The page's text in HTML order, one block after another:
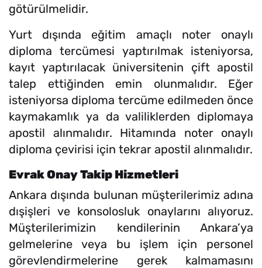
götürülmelidir.
Yurt dışında eğitim amaçlı noter onaylı
diploma tercümesi yaptırılmak isteniyorsa,
kayıt yaptırılacak üniversitenin çift apostil
talep ettiğinden emin olunmalıdır. Eğer
isteniyorsa diploma tercüme edilmeden önce
kaymakamlık ya da valiliklerden diplomaya
apostil alınmalıdır. Hitamında noter onaylı
diploma çevirisi için tekrar apostil alınmalıdır.
Evrak Onay Takip Hizmetleri
Ankara dışında bulunan müşterilerimiz adına
dışişleri ve konsolosluk onaylarını alıyoruz.
Müşterilerimizin kendilerinin Ankara’ya
gelmelerine veya bu işlem için personel
görevlendirmelerine gerek kalmamasını